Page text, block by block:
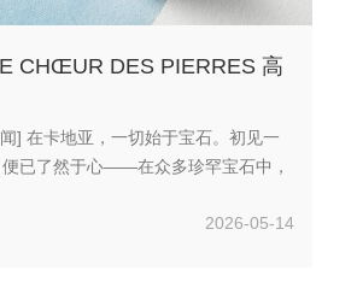
CHŒUR DES PIERRES 高
] 在卡地亚，一切始于宝石。初见一
便已了然于心——在众多珍罕宝石中，
2026-05-14